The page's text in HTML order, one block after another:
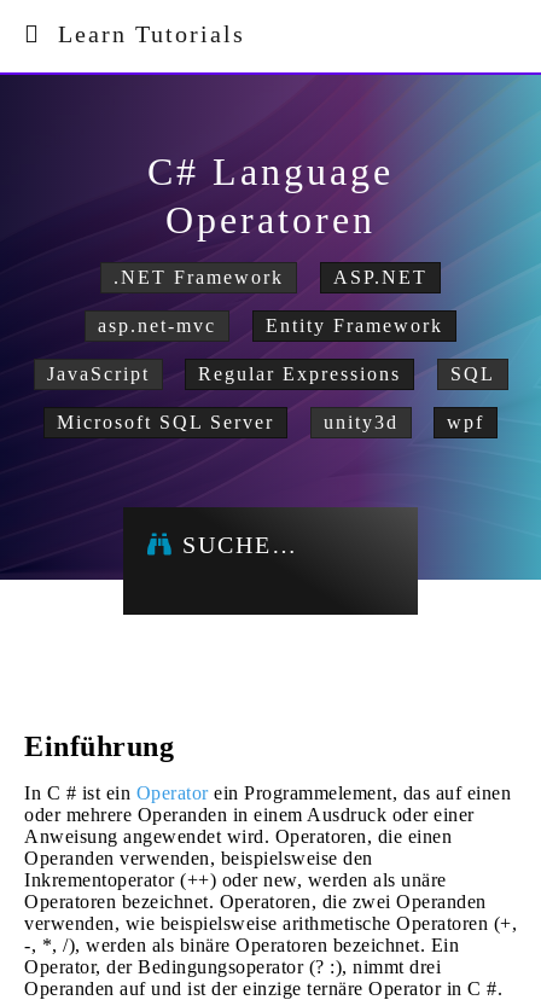
Learn Tutorials
C# Language
Operatoren
.NET Framework ASP.NET
asp.net-mvc Entity Framework
JavaScript Regular Expressions SQL
Microsoft SQL Server unity3d wpf
SUCHE…
Einführung
In C # ist ein Operatorein Programmelement, das auf einen
oder mehrere Operanden in einem Ausdruck oder einer
Anweisung angewendet wird. Operatoren, die einen
Operanden verwenden, beispielsweise den
Inkrementoperator (++) oder new, werden als unäre
Operatoren bezeichnet. Operatoren, die zwei Operanden
verwenden, wie beispielsweise arithmetische Operatoren (+,
-, *, /), werden als binäre Operatoren bezeichnet. Ein
Operator, der Bedingungsoperator (? :), nimmt drei
Operanden auf und ist der einzige ternäre Operator in C #.